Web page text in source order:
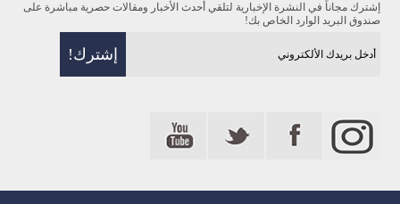
إشترك مجاناً في النشرة الإخبارية لتلقي أحدث الأخبار ومقالات حصرية مباشرة على
صندوق البريد الوارد الخاص بك!